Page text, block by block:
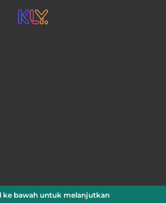
ke bawah untuk melanjutkan